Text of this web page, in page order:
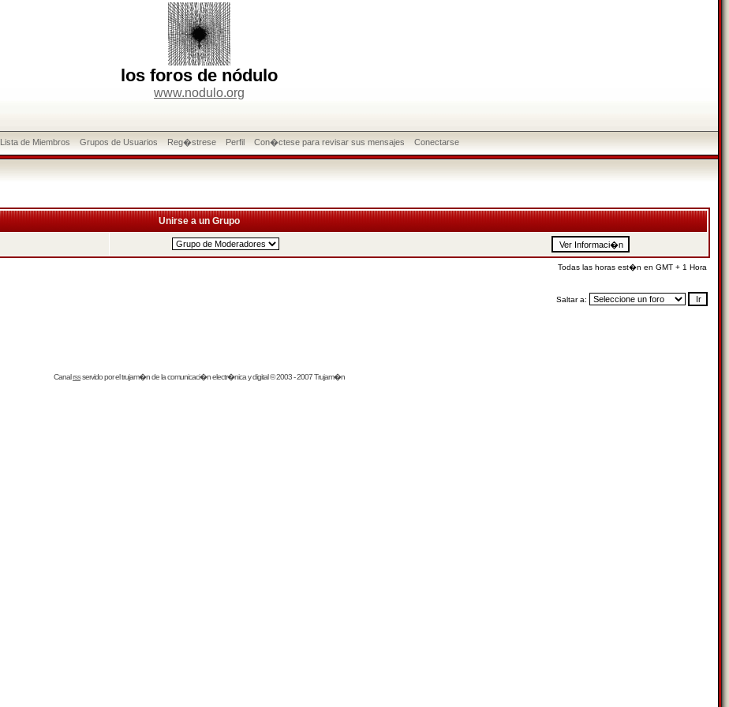
los foros de nódulo
www.nodulo.org
Lista de Miembros Grupos de Usuarios Reg�strese Perfil Con�ctese para revisar sus mensajes Conectarse
Unirse a un Grupo
Todas las horas est�n en GMT + 1 Hora
Saltar a:
Canalrssservido por eltrujam�nde la comunicaci�n electr�nica y digital © 2003 - 2007 Trujam�n